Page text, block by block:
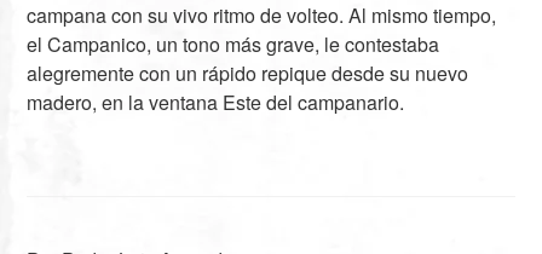
campana con su vivo ritmo de volteo. Al mismo tiempo,
el Campanico, un tono más grave, le contestaba
alegremente con un rápido repique desde su nuevo
madero, en la ventana Este del campanario.